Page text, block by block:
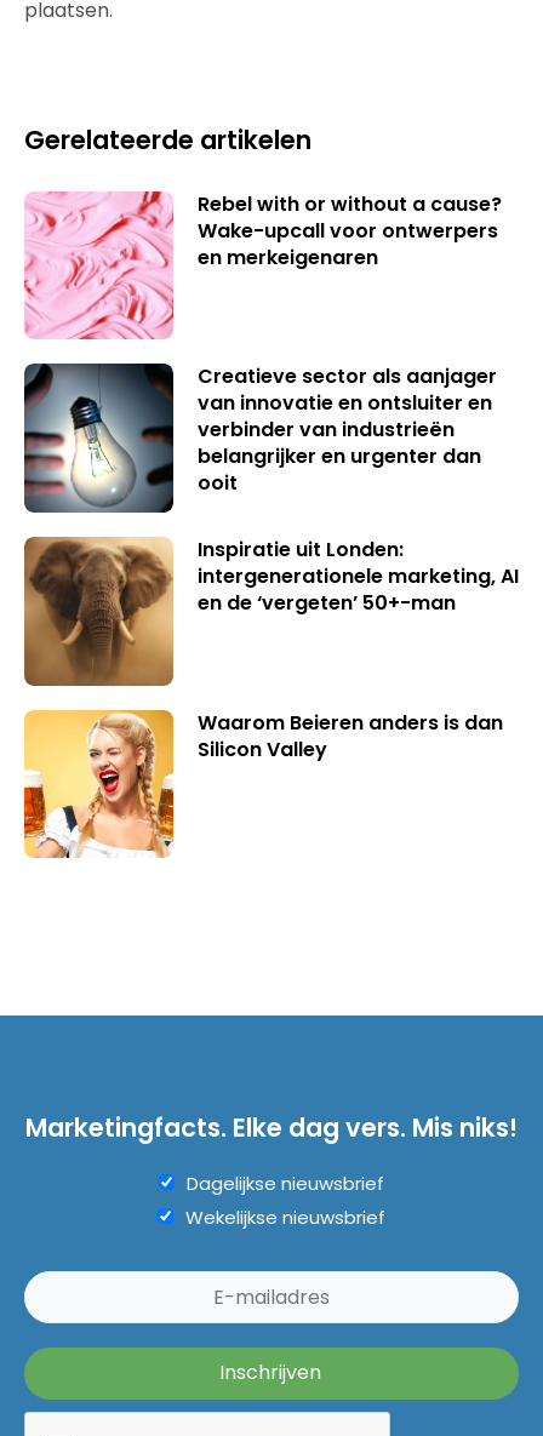
plaatsen.
Gerelateerde artikelen
Rebel with or without a cause?
Wake-upcall voor ontwerpers
en merkeigenaren
Creatieve sector als aanjager
van innovatie en ontsluiter en
verbinder van industrieën
belangrijker en urgenter dan
ooit
Inspiratie uit Londen:
intergenerationele marketing, AI
en de ‘vergeten’ 50+-man
Waarom Beieren anders is dan
Silicon Valley
Marketingfacts. Elke dag vers. Mis niks!
Dagelijkse nieuwsbrief
Wekelijkse nieuwsbrief